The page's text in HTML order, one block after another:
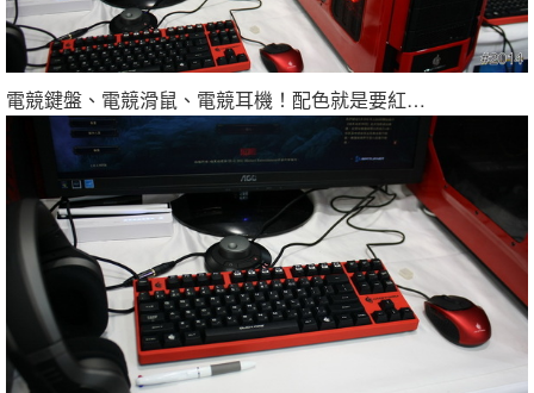
電競鍵盤、電競滑鼠、電競耳機！配色就是要紅…